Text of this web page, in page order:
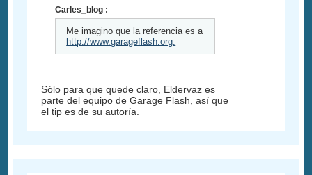
Carles_blog :
Me imagino que la referencia es a
http://www.garageflash.org.
Sólo para que quede claro, Eldervaz es
parte del equipo de Garage Flash, así que
el tip es de su autoría.